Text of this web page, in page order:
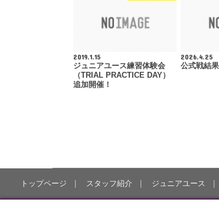
2019.1.15
ジュニアユース練習体験会
（TRIAL PRACTICE DAY）
追加開催！
2026.4.25
公式戦結果
トップページ スタッフ紹介 ジュニアユース